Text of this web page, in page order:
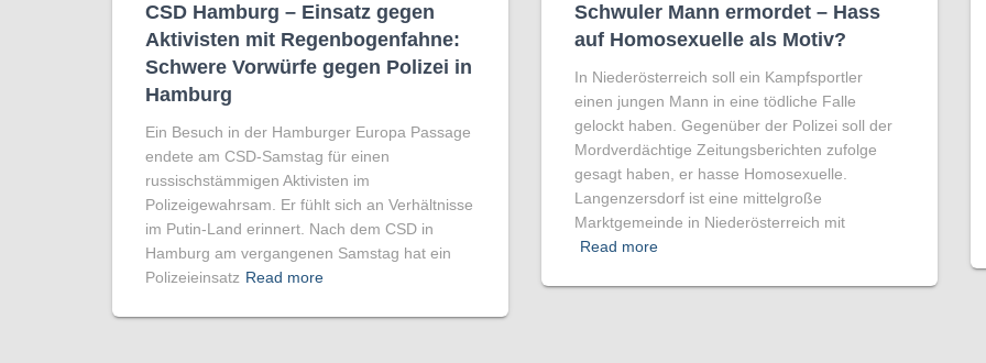
CSD Hamburg – Einsatz gegen
Aktivisten mit Regenbogen­fahne:
Schwere Vorwürfe gegen Polizei in
Hamburg
Ein Besuch in der Hamburger Europa Passage
endete am CSD-Samstag für einen
russischstämmigen Aktivisten im
Polizeigewahrsam. Er fühlt sich an Verhältnisse
im Putin-Land erinnert. Nach dem CSD in
Hamburg am vergangenen Samstag hat ein
Polizeieinsatz Read more
Schwuler Mann ermordet – Hass
auf Homo­sexuelle als Motiv?
In Niederösterreich soll ein Kampfsportler
einen jungen Mann in eine tödliche Falle
gelockt haben. Gegenüber der Polizei soll der
Mordverdächtige Zeitungsberichten zufolge
gesagt haben, er hasse Homosexuelle.
Langenzersdorf ist eine mittelgroße
Marktgemeinde in Niederösterreich mit
Read more